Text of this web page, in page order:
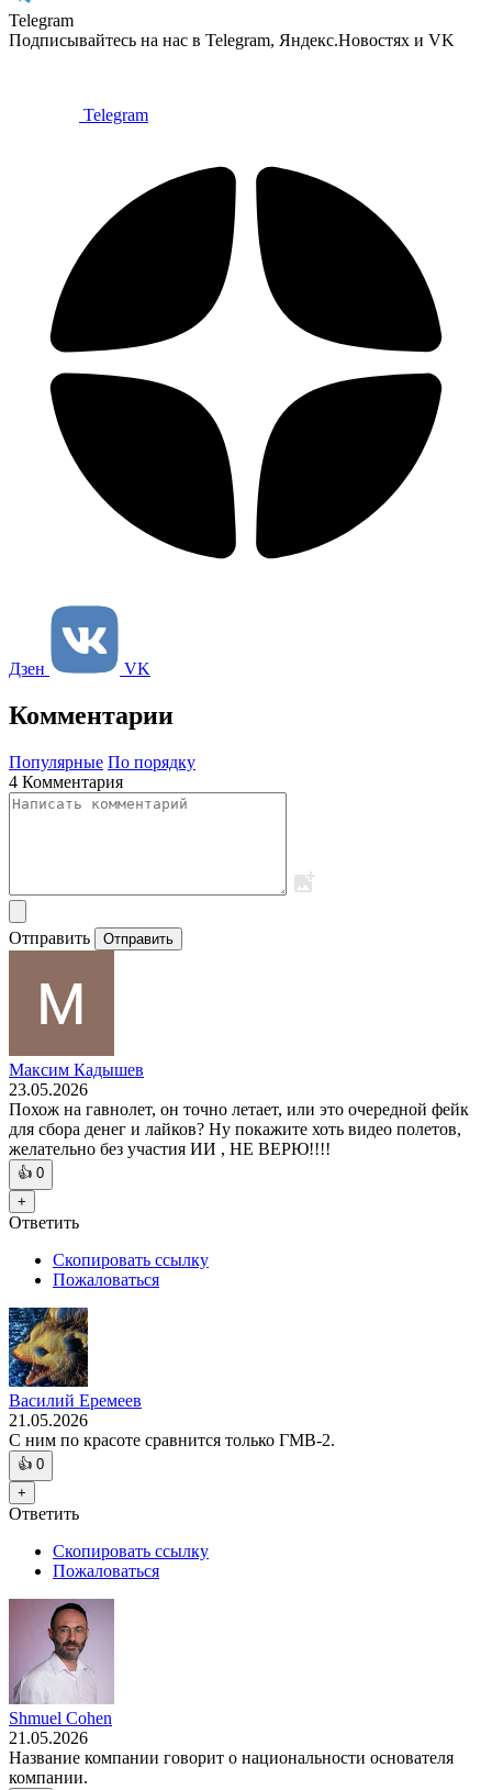
Telegram
Подписывайтесь на нас в Telegram, Яндекс.Новостях и VK
Telegram
Дзен VK
Комментарии
Популярные По порядку
4 Комментария
Отправить Отправить
Максим Кадышев
23.05.2026
Похож на гавнолет, он точно летает, или это очередной фейк
для сбора денег и лайков? Ну покажите хоть видео полетов,
желательно без участия ИИ , НЕ ВЕРЮ!!!!
👍 0
+
Ответить
Скопировать ссылку
Пожаловаться
Василий Еремеев
21.05.2026
С ним по красоте сравнится только ГМВ-2.
👍 0
+
Ответить
Скопировать ссылку
Пожаловаться
Shmuel Cohen
21.05.2026
Название компании говорит о национальности основателя
компании.